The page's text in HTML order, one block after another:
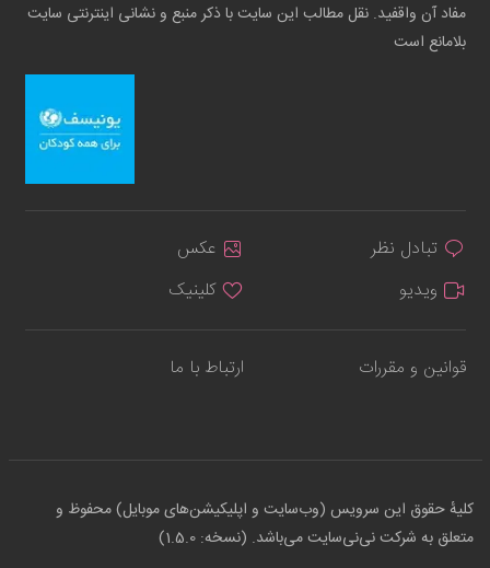
مفاد آن واقفید. نقل مطالب این سایت با ذکر منبع و نشانی اینترنتی سایت
بلامانع است
تبادل نظر
عکس
ویدیو
کلینیک
قوانین و مقررات ارتباط با ما
کلیهٔ حقوق این سرویس (وب‌سایت و اپلیکیشن‌های موبایل) محفوظ و
متعلق به شرکت نی‌نی‌سایت می‌باشد. (نسخه: 1.5.0)